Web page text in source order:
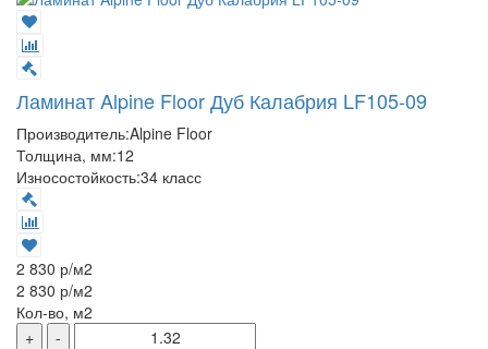
Ламинат Alpine Floor Дуб Калабрия LF105-09
Производитель:Alpine Floor
Толщина, мм:12
Износостойкость:34 класс
2 830 р/м2
2 830 р/м2
Кол-во, м2
+
-